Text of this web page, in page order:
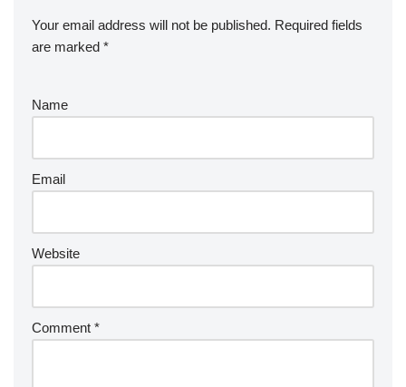
Your email address will not be published. Required fields
are marked *
Name
Email
Website
Comment *